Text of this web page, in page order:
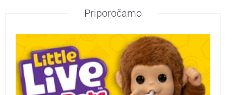
Priporočamo